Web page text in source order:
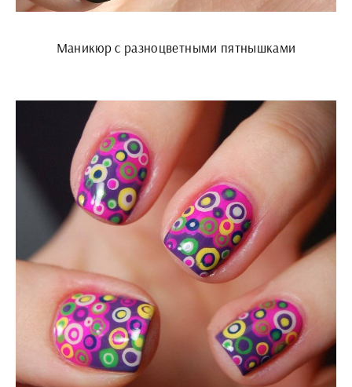
Маникюр с разноцветными пятнышками